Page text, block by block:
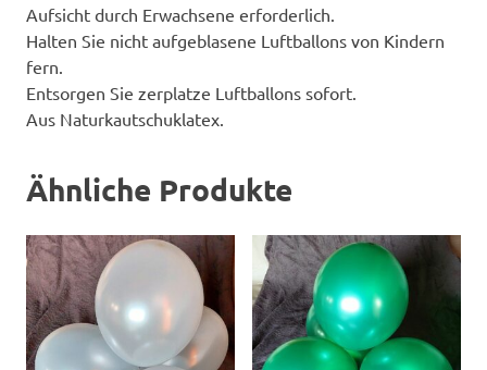
Aufsicht durch Erwachsene erforderlich.
Halten Sie nicht aufgeblasene Luftballons von Kindern
fern.
Entsorgen Sie zerplatze Luftballons sofort.
Aus Naturkautschuklatex.
Ähnliche Produkte